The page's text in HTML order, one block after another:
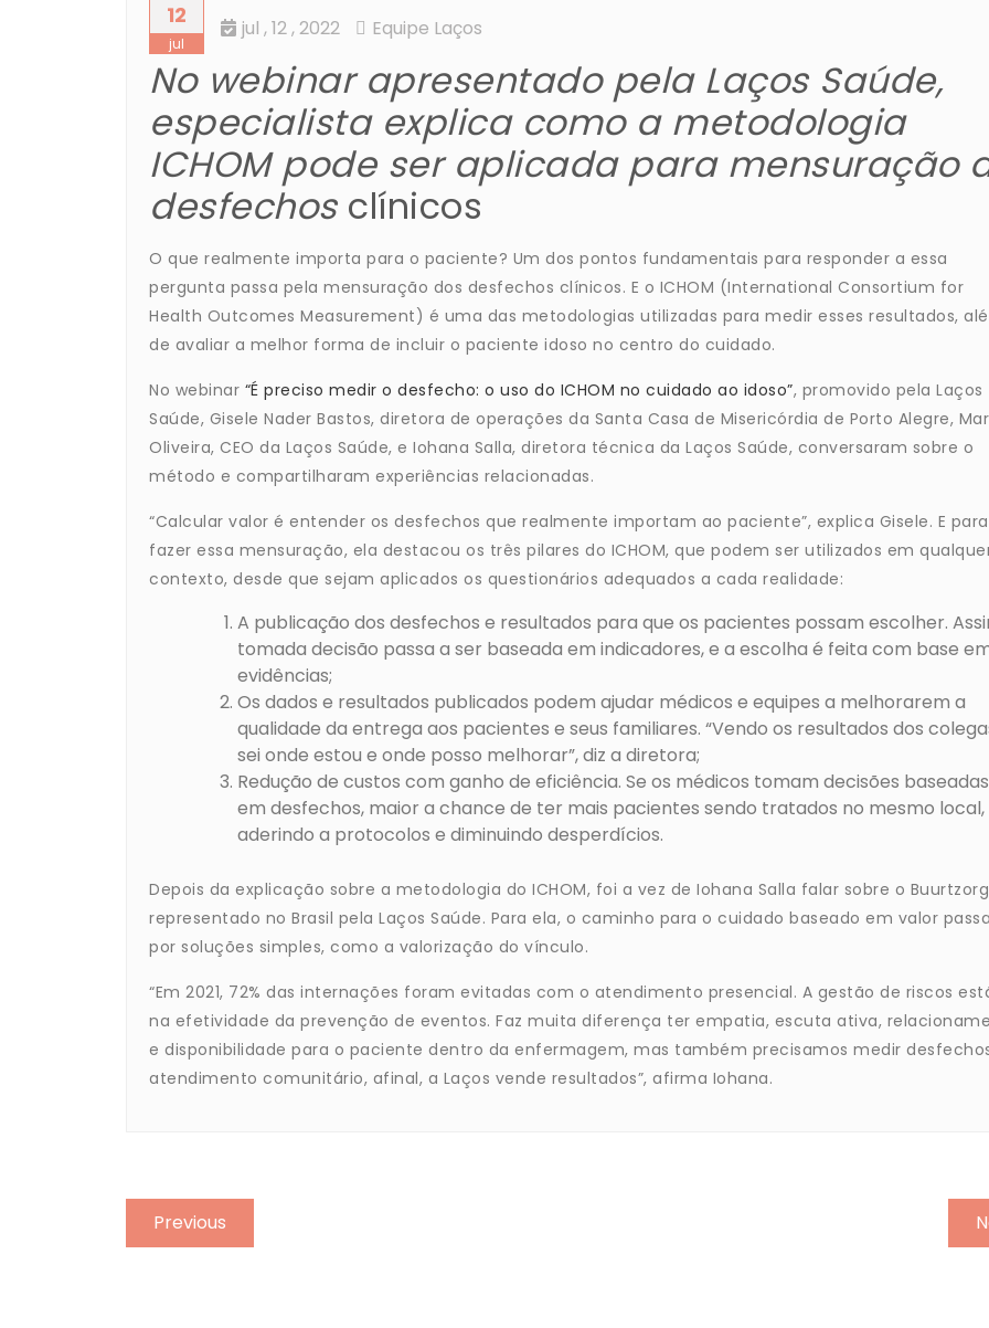
12
jul
jul , 12 ,2022 Equipe Laços
No webinar apresentado pela Laços Saúde,
especialista explica como a metodologia
ICHOM pode ser aplicada para mensuração
desfechosclínicos
O que realmente importa para o paciente? Um dos pontos fundamentais para responder a essa
pergunta passa pela mensuração dos desfechos clínicos. E o ICHOM (International Consortium for
Health Outcomes Measurement) é uma das metodologias utilizadas para medir esses resultados,
de avaliar a melhor forma de incluir o paciente idoso no centro do cuidado.
No webinar “É preciso medir o desfecho: o uso do ICHOM no cuidado ao idoso”, promovido pela Laços
Saúde, Gisele Nader Bastos, diretora de operações da Santa Casa de Misericórdia de Porto Alegre,
Oliveira, CEO da Laços Saúde, e Iohana Salla, diretora técnica da Laços Saúde, conversaram sobre o
método e compartilharam experiências relacionadas.
“Calcular valor é entender os desfechos que realmente importam ao paciente”, explica Gisele. E para
fazer essa mensuração, ela destacou os três pilares do ICHOM, que podem ser utilizados em
contexto, desde que sejam aplicados os questionários adequados a cada realidade:
A publicação dos desfechos e resultados para que os pacientes possam escolher.
tomada decisão passa a ser baseada em indicadores, e a escolha é feita com base
evidências;
Os dados e resultados publicados podem ajudar médicos e equipes a melhorarem a
qualidade da entrega aos pacientes e seus familiares. “Vendo os resultados dos
sei onde estou e onde posso melhorar”, diz a diretora;
Redução de custos com ganho de eficiência. Se os médicos tomam decisões baseadas
em desfechos, maior a chance de ter mais pacientes sendo tratados no mesmo local,
aderindo a protocolos e diminuindo desperdícios.
Depois da explicação sobre a metodologia do ICHOM, foi a vez de Iohana Salla falar sobre o
representado no Brasil pela Laços Saúde. Para ela, o caminho para o cuidado baseado em valor passa
por soluções simples, como a valorização do vínculo.
“Em 2021, 72% das internações foram evitadas com o atendimento presencial. A gestão de riscos
na efetividade da prevenção de eventos. Faz muita diferença ter empatia, escuta ativa,
e disponibilidade para o paciente dentro da enfermagem, mas também precisamos medir
atendimento comunitário, afinal, a Laços vende resultados”, afirma Iohana.
Previous